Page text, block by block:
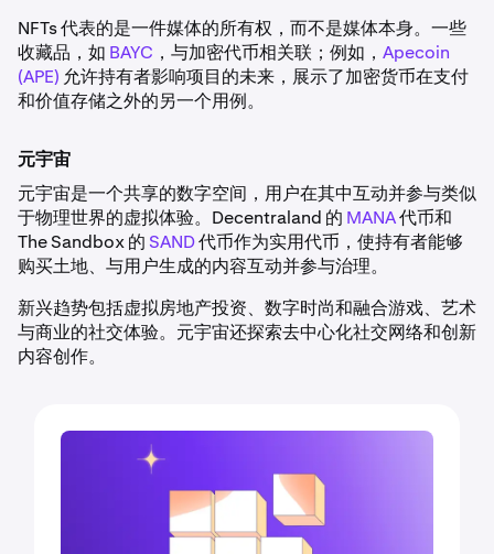
NFTs 代表的是一件媒体的所有权，而不是媒体本身。一些
收藏品，如 BAYC ，与加密代币相关联；例如， Apecoin
(APE) 允许持有者影响项目的未来，展示了加密货币在支付
和价值存储之外的另一个用例。
元宇宙
元宇宙是一个共享的数字空间，用户在其中互动并参与类似
于物理世界的虚拟体验。Decentraland 的 MANA代币和
The Sandbox 的 SAND代币作为实用代币，使持有者能够
购买土地、与用户生成的内容互动并参与治理。
新兴趋势包括虚拟房地产投资、数字时尚和融合游戏、艺术
与商业的社交体验。元宇宙还探索去中心化社交网络和创新
内容创作。